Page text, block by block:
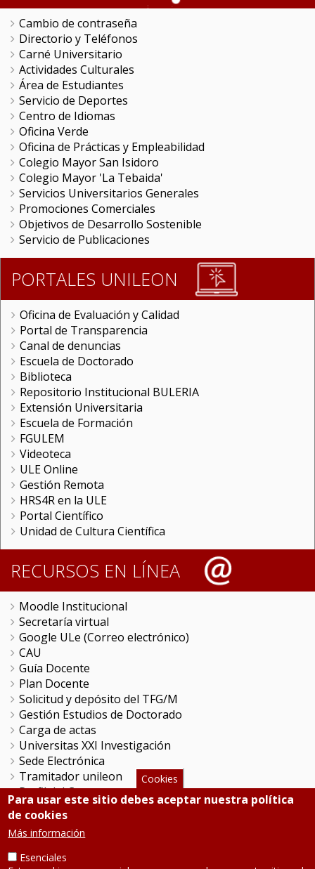
Cambio de contraseña
Directorio y Teléfonos
Carné Universitario
Actividades Culturales
Área de Estudiantes
Servicio de Deportes
Centro de Idiomas
Oficina Verde
Oficina de Prácticas y Empleabilidad
Colegio Mayor San Isidoro
Colegio Mayor 'La Tebaida'
Servicios Universitarios Generales
Promociones Comerciales
Objetivos de Desarrollo Sostenible
Servicio de Publicaciones
PORTALES UNILEON
Oficina de Evaluación y Calidad
Portal de Transparencia
Canal de denuncias
Escuela de Doctorado
Biblioteca
Repositorio Institucional BULERIA
Extensión Universitaria
Escuela de Formación
FGULEM
Videoteca
ULE Online
Gestión Remota
HRS4R en la ULE
Portal Científico
Unidad de Cultura Científica
RECURSOS EN LÍNEA
Moodle Institucional
Secretaría virtual
Google ULe (Correo electrónico)
CAU
Guía Docente
Plan Docente
Solicitud y depósito del TFG/M
Gestión Estudios de Doctorado
Carga de actas
Universitas XXI Investigación
Sede Electrónica
Tramitador unileon
Perfil del Contratante
Portal del Empleado
Servicio de Informática y Comunicaciones
SÍGUENOS
Cookies
Para usar este sitio debes aceptar nuestra política
de cookies
Más información
Esenciales